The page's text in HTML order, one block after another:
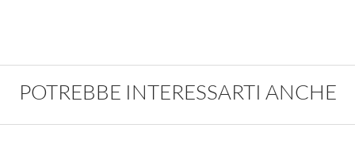
POTREBBE INTERESSARTI ANCHE